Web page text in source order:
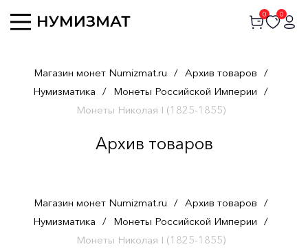
0 0
Магазин монет Numizmat.ru / Архив товаров /
Нумизматика / Монеты Российской Империи /
Монеты Николая I (1825-1855)
Архив товаров
Магазин монет Numizmat.ru / Архив товаров /
Нумизматика / Монеты Российской Империи /
Монеты Николая I (1825-1855)